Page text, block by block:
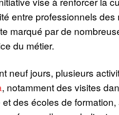
entre professionnels des
marqué par de
du métier.
neuf jours, plusieurs
, notamment des visites
des écoles de formation,